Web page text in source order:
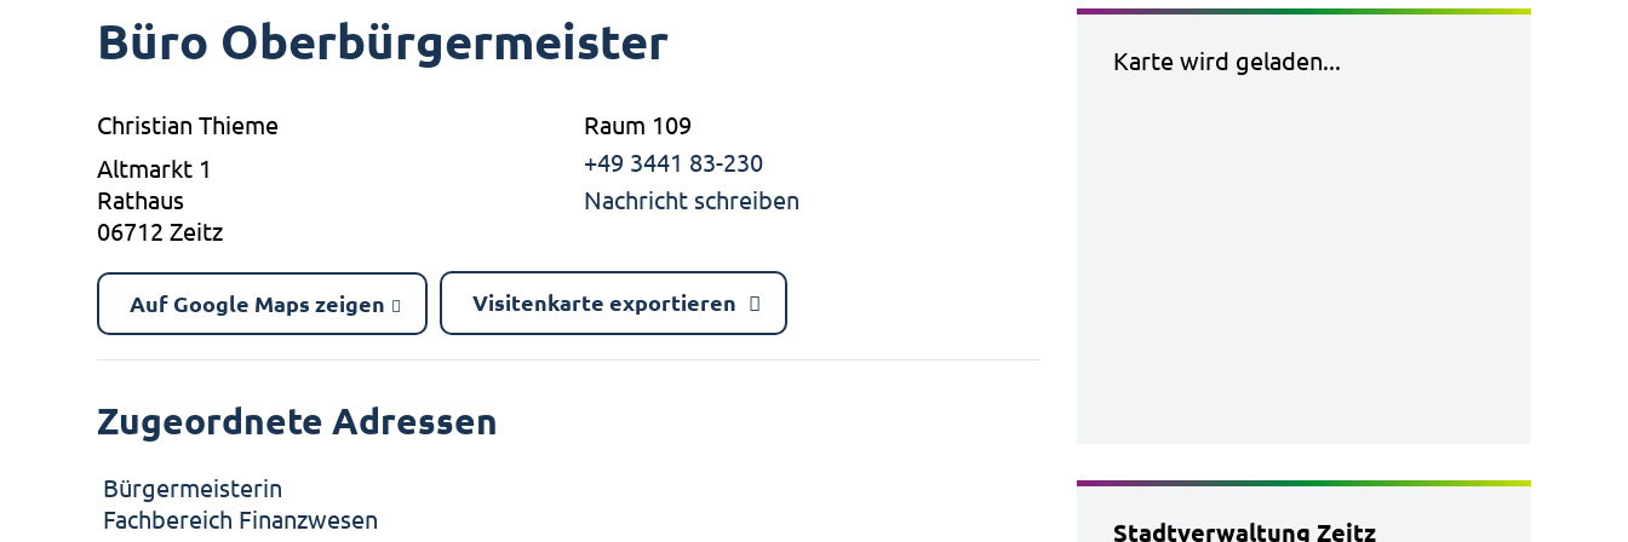
Büro Oberbürgermeister
Christian Thieme
Altmarkt 1
Rathaus
06712 Zeitz
Raum 109
+49 3441 83-230
Nachricht schreiben
Auf Google Maps zeigen Visitenkarte exportieren
Zugeordnete Adressen
Bürgermeisterin
Fachbereich Finanzwesen
Karte wird geladen...
Stadtverwaltung Zeitz